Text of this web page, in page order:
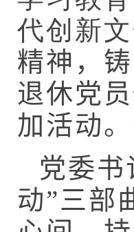
代创新
精神，
退休党
加活动
党委
动”三部